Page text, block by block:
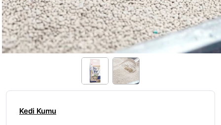
Kedi Kumu